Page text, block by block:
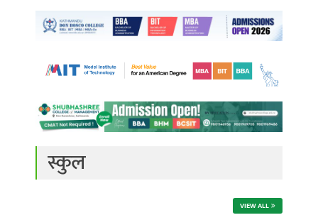
स्कुल
VIEW ALL